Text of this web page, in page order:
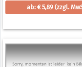
ab: € 5,89 (zzgl.